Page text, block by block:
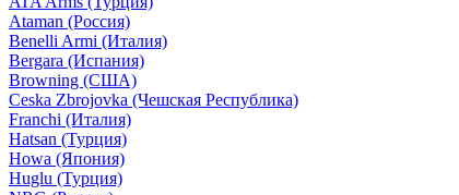
Ataman (Россия)
Benelli Armi (Италия)
Bergara (Испания)
Browning (США)
Ceska Zbrojovka (Чешская Республика)
Franchi (Италия)
Hatsan (Турция)
Howa (Япония)
Huglu (Турция)